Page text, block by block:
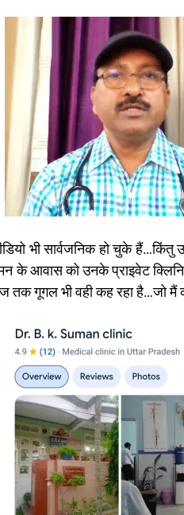
भी सार्वजनिक हो चुके हैं…किंतु
आवास को उनके प्राइवेट
तक गूगल भी वही कह रहा है…जो मैं